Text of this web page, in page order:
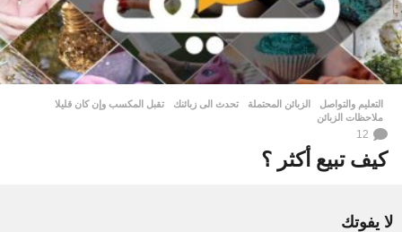
التعليم والتواصل الزبائن المحتملة ,
تحدث الى زبائنك ,
تقبل المكسب وإن كان قليلا
ملاحظات الزبائن
12
كيف تبيع أكثر ؟
لا يفوتك